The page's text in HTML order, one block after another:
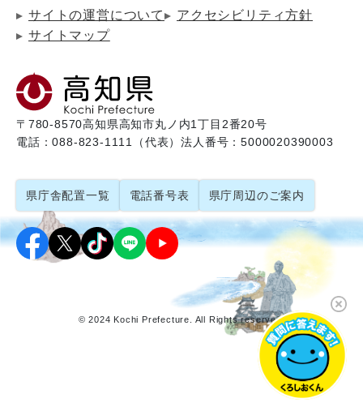
サイトの運営について
アクセシビリティ方針
サイトマップ
〒780-8570高知県高知市丸ノ内1丁目2番20号
電話：088-823-1111（代表）法人番号：5000020390003
県庁舎配置一覧 電話番号表 県庁周辺のご案内
© 2024 Kochi Prefecture. All Rights reserved.